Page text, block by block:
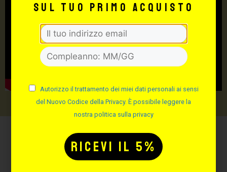
Potrebbe interessarti
anche:
sul tuo primo acquisto
Autorizzo il trattamento dei miei dati personali ai sensi
del Nuovo Codice della Privacy. È possibile leggere la
nostra politica sulla privacy